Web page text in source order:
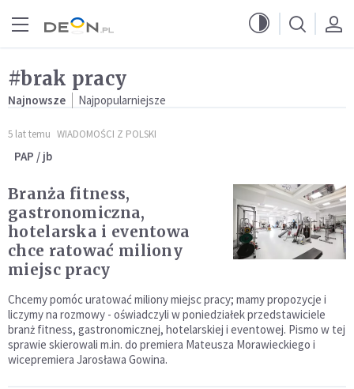
#brak pracy
Najnowsze Najpopularniejsze
5 lat temu WIADOMOŚCI Z POLSKI
PAP / jb
Branża fitness,
gastronomiczna,
hotelarska i eventowa
chce ratować miliony
miejsc pracy
Chcemy pomóc uratować miliony miejsc pracy; mamy propozycje i
liczymy na rozmowy - oświadczyli w poniedziałek przedstawiciele
branż fitness, gastronomicznej, hotelarskiej i eventowej. Pismo w tej
sprawie skierowali m.in. do premiera Mateusza Morawieckiego i
wicepremiera Jarosława Gowina.